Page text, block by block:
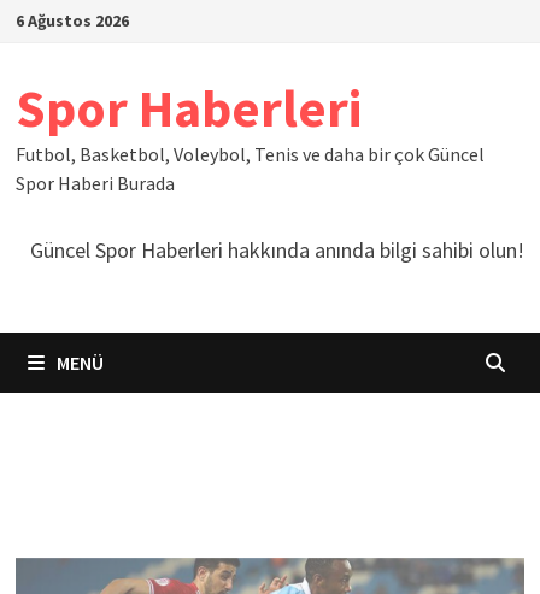
İçeriğe
6 Ağustos 2026
Spor Haberleri
Futbol, Basketbol, Voleybol, Tenis ve daha bir çok Güncel
Spor Haberi Burada
Güncel Spor Haberleri hakkında anında bilgi sahibi olun!
MENÜ